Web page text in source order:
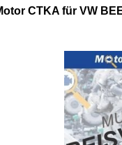
CTKA für VW